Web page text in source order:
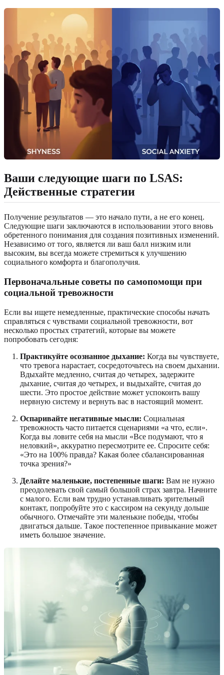
Ваши следующие шаги по LSAS:
Действенные стратегии
Получение результатов — это начало пути, а не его конец.
Следующие шаги заключаются в использовании этого вновь
обретенного понимания для создания позитивных изменений.
Независимо от того, является ли ваш балл низким или
высоким, вы всегда можете стремиться к улучшению
социального комфорта и благополучия.
Первоначальные советы по самопомощи при
социальной тревожности
Если вы ищете немедленные, практические способы начать
справляться с чувствами социальной тревожности, вот
несколько простых стратегий, которые вы можете
попробовать сегодня:
Практикуйте осознанное дыхание: Когда вы чувствуете,
что тревога нарастает, сосредоточьтесь на своем дыхании.
Вдыхайте медленно, считая до четырех, задержите
дыхание, считая до четырех, и выдыхайте, считая до
шести. Это простое действие может успокоить вашу
нервную систему и вернуть вас в настоящий момент.
Оспаривайте негативные мысли: Социальная
тревожность часто питается сценариями «а что, если».
Когда вы ловите себя на мысли «Все подумают, что я
неловкий», аккуратно пересмотрите ее. Спросите себя:
«Это на 100% правда? Какая более сбалансированная
точка зрения?»
Делайте маленькие, постепенные шаги: Вам не нужно
преодолевать свой самый большой страх завтра. Начните
с малого. Если вам трудно устанавливать зрительный
контакт, попробуйте это с кассиром на секунду дольше
обычного. Отмечайте эти маленькие победы, чтобы
двигаться дальше. Такое постепенное привыкание может
иметь большое значение.